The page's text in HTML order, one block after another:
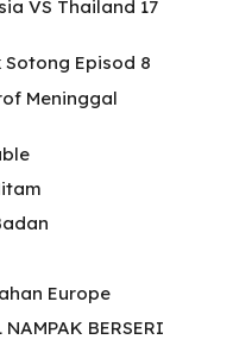
VS Thailand 17
Sotong Episod 8
Meninggal
Europe
BERSERI